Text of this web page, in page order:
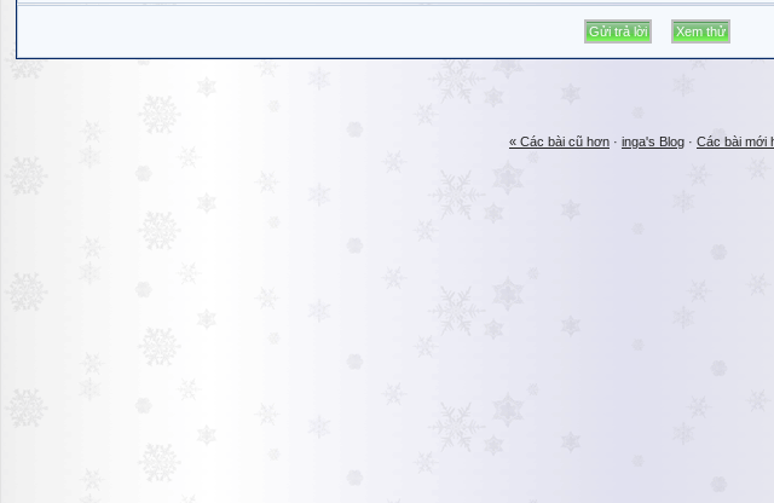
« Các bài cũ hơn · inga's Blog · Các bài mới